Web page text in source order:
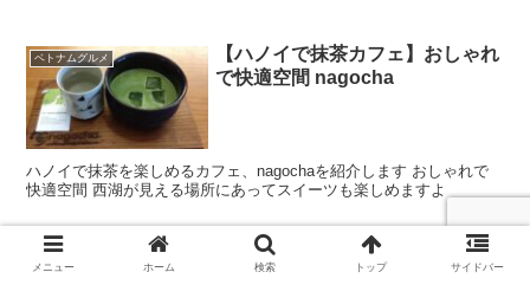
ベトナムグルメ
【ハノイで抹茶カフェ】おしゃれ
で快適空間 nagocha
ハノイで抹茶を楽しめるカフェ、nagochaを紹介します おしゃれで
快適空間 西湖が見える場所にあってスイーツも楽しめますよ
メニュー ホーム 検索 トップ サイドバー